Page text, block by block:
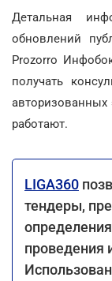
Детальная
обновлений
Prozorro
получать
работают.
LIGA360
тендеры,
проведения